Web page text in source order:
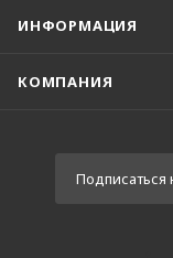
ИНФОРМАЦИЯ
КОМПАНИЯ
Подписаться